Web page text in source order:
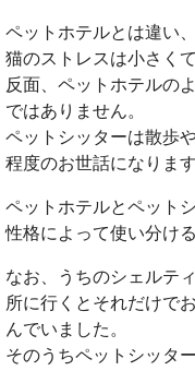
ペットホテルとは違い
猫のストレスは小さく
反面、ペットホテルの
ではありません。
ペットシッターは散歩
程度のお世話になります
ペットホテルとペット
性格によって使い分け
なお、うちのシェルテ
所に行くとそれだけで
んでいました。
そのうちペットシッタ